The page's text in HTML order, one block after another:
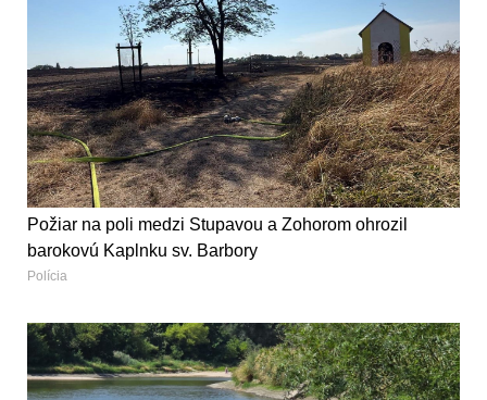
Požiar na poli medzi Stupavou a Zohorom ohrozil
barokovú Kaplnku sv. Barbory
Polícia